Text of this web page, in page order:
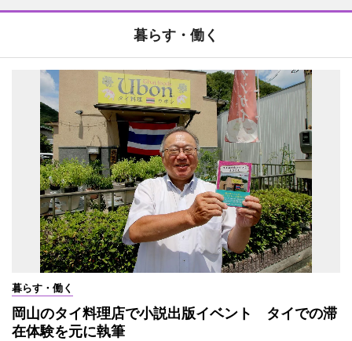
暮らす・働く
暮らす・働く
岡山のタイ料理店で小説出版イベント タイでの滞
在体験を元に執筆